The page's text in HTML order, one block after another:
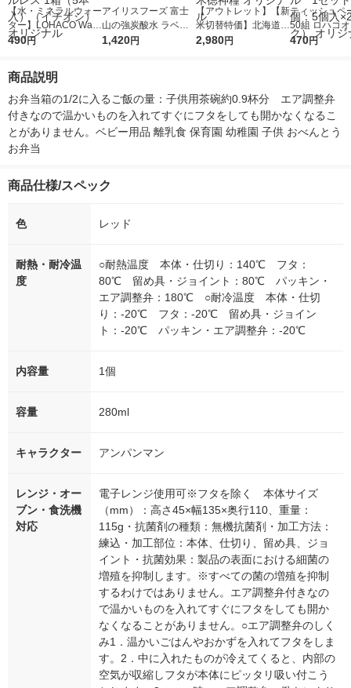
【水・ミネラルウォー
ター】LOHACO Wate
r（ロハコウォータ
シ） オリジナル
490円
アイリスフーズ 富士
山の強炭酸水 ラベル
レス 500ml 1箱（24
1,420円
【アウトレット】【新
米切替特価】北海道産
ななつぼし 無洗米 5k
2,980円
ティッシュペ
50組 ロハコ
ルソフトパッ
オリジナル
470円
商品説明
お弁当箱の1/2に入るご飯の量：子供用茶碗約0.9杯分　エア調整弁
付きなので温かいものを入れてすぐにフタをしても開かなくなるこ
とがありません。ベビー用品 離乳食 保育園 幼稚園 子供 おべんとう
お弁当
商品仕様/スペック
色 レッド
耐熱・耐冷温
度
○耐熱温度 本体・仕切り：140℃ フタ：
80℃ 留め具・ジョイント：80℃ パッキン・
エア調整弁：180℃ ○耐冷温度 本体・仕切
り：-20℃ フタ：-20℃ 留め具・ジョイン
ト：-20℃ パッキン・エア調整弁：-20℃
内容量 1個
容量 280ml
キャラクター アンパンマン
レンジ・オー
ブン・食洗機
対応
電子レンジ使用可※フタを除く 本体サイズ
（mm）：高さ45×幅135×奥行110、重量：
115g・抗菌剤の種類：無機抗菌剤・加工方法：
練込・加工部位：本体、仕切り、留め具、ジョ
イント・抗菌効果：製品の表面における細菌の
増殖を抑制します。※すべての菌の増殖を抑制
するわけではありません。エア調整弁付きなの
で温かいものを入れてすぐにフタをしても開か
なくなることがありません。○エア調整弁のしく
み1．温かいごはんやおかずを入れてフタをしま
す。2．中に入れたものが冷えてくると、内部の
空気が収縮しフタが本体にピッタリ吸い付こう